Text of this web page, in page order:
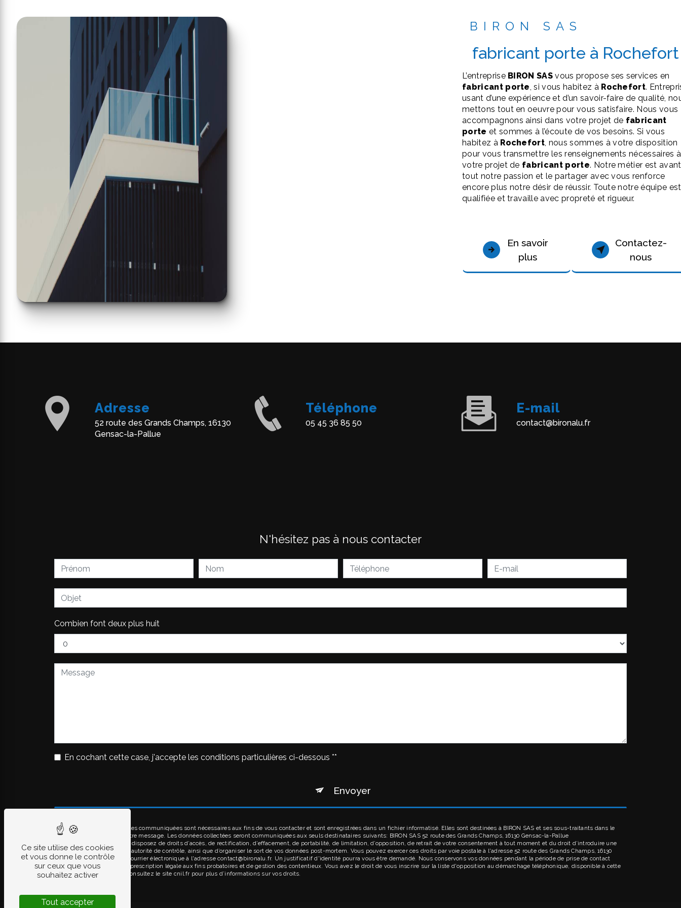
BIRON SAS
fabricant porte à Rochefort
L’entreprise BIRON SAS vous propose ses services en
fabricant porte, si vous habitez à Rochefort.
usant d’une expérience et d’un savoir-faire de qualité,
mettons tout en oeuvre pour vous satisfaire. Nous vous
accompagnons ainsi dans votre projet de fabricant
porte et sommes à l’écoute de vos besoins. Si vous
habitez à Rochefort, nous sommes à votre disposition
pour vous transmettre les renseignements nécessaires à
votre projet de fabricant porte. Notre métier est avant
tout notre passion et le partager avec vous renforce
encore plus notre désir de réussir. Toute notre équipe est
qualifiée et travaille avec propreté et rigueur.
En savoir
plus
Contactez-
nous
Adresse
52 route des Grands Champs, 16130
Gensac-la-Pallue
Téléphone
05 45 36 85 50
E-mail
contact@bironalu.fr
N'hésitez pas à nous contacter
Combien font deux plus huit
En cochant cette case, j'accepte les conditions particulières ci-dessous **
Envoyer
** Les données personnelles communiquées sont nécessaires aux fins de vous contacter et sont enregistrées dans un fichier informatisé. Elles sont destinées à BIRON SAS et ses sous-traitants dans le
seul but de répondre à votre message. Les données collectées seront communiquées aux seuls destinataires suivants: BIRON SAS 52 route des Grands Champs, 16130 Gensac-la-Pallue
contact@bironalu.fr. Vous disposez de droits d’accès, de rectification, d’effacement, de portabilité, de limitation, d’opposition, de retrait de votre consentement à tout moment et du droit d’introduire une
réclamation auprès d’une autorité de contrôle, ainsi que d’organiser le sort de vos données post-mortem. Vous pouvez exercer ces droits par voie postale à l'adresse 52 route des Grands Champs, 16130
Gensac-la-Pallue ou par courrier électronique à l'adresse contact@bironalu.fr. Un justificatif d'identité pourra vous être demandé. Nous conservons vos données pendant la période de prise de contact
puis pendant la durée de prescription légale aux fins probatoires et de gestion des contentieux. Vous avez le droit de vous inscrire sur la liste d'opposition au démarchage téléphonique, disponible à cette
adresse:Bloctel.gouv.fr . Consultez le site cnil.fr pour plus d’informations sur vos droits.
Ce site utilise des cookies
et vous donne le contrôle
sur ceux que vous
souhaitez activer
Tout accepter